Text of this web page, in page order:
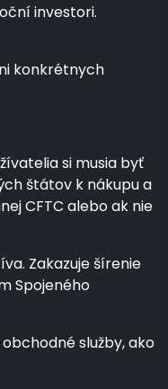
investori.
konkrétnych
si musia byť
štátov k nákupu a
CFTC alebo ak nie
Zakazuje šírenie
Spojeného
služby, ako